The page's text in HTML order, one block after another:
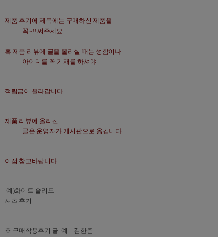
제품 후기에 제목에는 구매하신 제품을
            꼭~!! 써주세요.
혹 제품 리뷰에 글을 올리실 때는 성함이나
            아이디를 꼭 기재를 하셔야
적립금이 올라갑니다.
제품 리뷰에 올리신
            글은 운영자가 게시판으로 옮깁니다.
이점 참고바랍니다.
예)화이트 솔리드
셔츠 후기
※ 구매착용후기 글  예 -  김한준